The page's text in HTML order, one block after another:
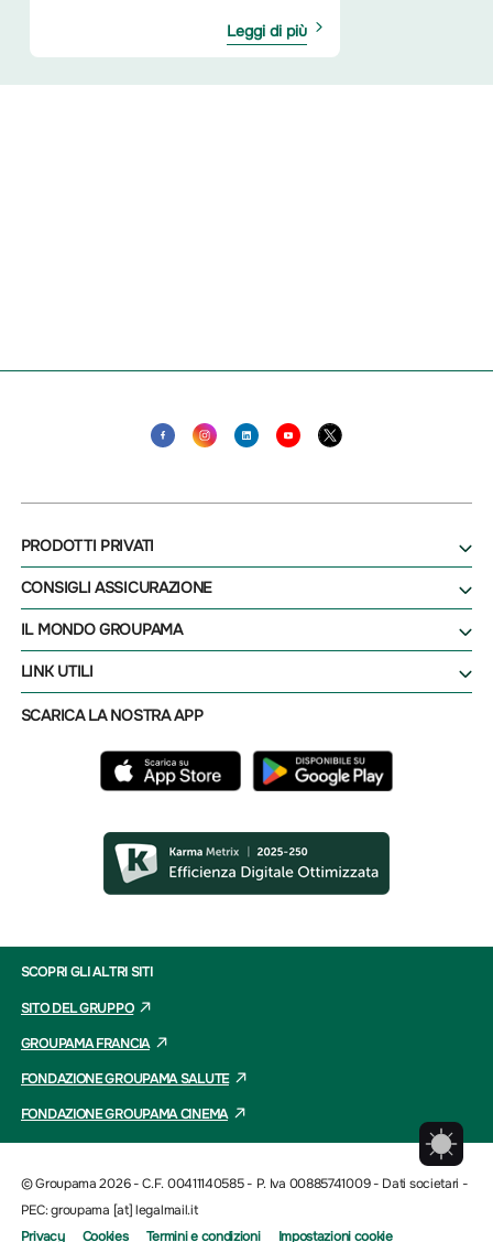
Leggi di più
PRODOTTI PRIVATI
CONSIGLI ASSICURAZIONE
IL MONDO GROUPAMA
LINK UTILI
SCARICA LA NOSTRA APP
SCOPRI GLI ALTRI SITI
SITO DEL GRUPPO
GROUPAMA FRANCIA
FONDAZIONE GROUPAMA SALUTE
FONDAZIONE GROUPAMA CINEMA
© Groupama 2026 - C.F. 00411140585 - P. Iva 00885741009 - Dati societari -
PEC: groupama [at] legalmail.it
Privacy
Cookies Termini e condizioni Impostazioni cookie